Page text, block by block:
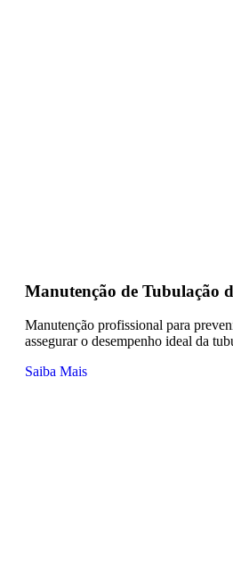
Manutenção de Tubulação
Manutenção profissional para
assegurar o desempenho ideal da
Saiba Mais